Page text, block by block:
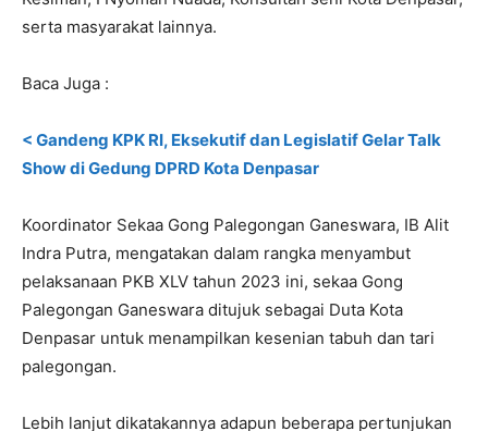
serta masyarakat lainnya.
Baca Juga :
< Gandeng KPK RI, Eksekutif dan Legislatif Gelar Talk
Show di Gedung DPRD Kota Denpasar
Koordinator Sekaa Gong Palegongan Ganeswara, IB Alit
Indra Putra, mengatakan dalam rangka menyambut
pelaksanaan PKB XLV tahun 2023 ini, sekaa Gong
Palegongan Ganeswara ditujuk sebagai Duta Kota
Denpasar untuk menampilkan kesenian tabuh dan tari
palegongan.
Lebih lanjut dikatakannya adapun beberapa pertunjukan